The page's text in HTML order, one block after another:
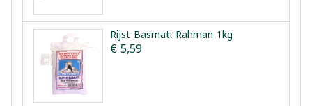
Rijst Basmati Rahman 1kg
€ 5,59